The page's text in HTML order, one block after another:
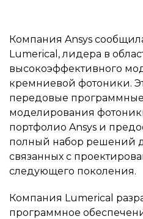
Компания Ansys
Lumerical, лидера в
высокоэффективного
кремниевой фотоники.
передовые
моделирования
портфолио Ansys и
полный набор решений
связанных с
следующего поколения.
Компания Lumerical
программное